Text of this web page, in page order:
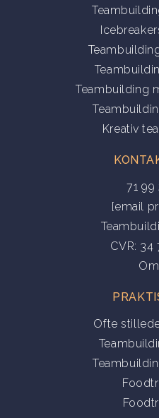
Teambuilding
Kreativ
71 99
[email
CVR: 34
Ofte